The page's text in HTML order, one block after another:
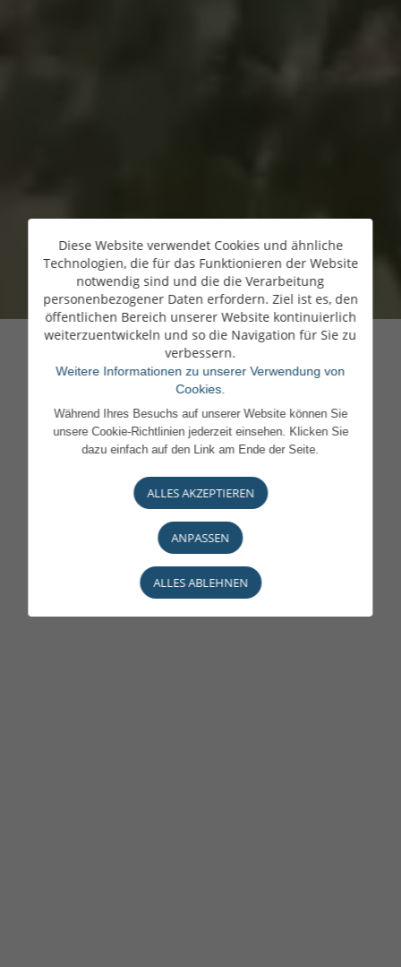
Diese Website verwendet Cookies und ähnliche
Technologien, die für das Funktionieren der Website
notwendig sind und die die Verarbeitung
personenbezogener Daten erfordern. Ziel ist es, den
öffentlichen Bereich unserer Website kontinuierlich
weiterzuentwickeln und so die Navigation für Sie zu
verbessern.
Weitere Informationen zu unserer Verwendung von
Cookies.
Während Ihres Besuchs auf unserer Website können Sie
unsere Cookie-Richtlinien jederzeit einsehen. Klicken Sie
dazu einfach auf den Link am Ende der Seite.
ALLES AKZEPTIEREN
ANPASSEN
ALLES ABLEHNEN